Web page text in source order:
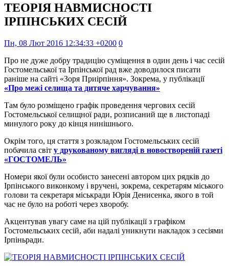
ТЕОРІЯ НАВМИСНОСТІ
ІРПІНСЬКИХ СЕСІЙ
Пн, 08 Лют 2016 12:34:33 +0200 0
Про не дуже добру традицію суміщення в один день і час сесій
Гостомельської та Ірпінської рад вже доводилося писати
раніше на сайті «Зоря Приірпіння». Зокрема, у публікації
«Про межі селища та дитяче харчування»
Там було розміщено графік проведення чергових сесій
Гостомельської селищної ради, розписаний ще в листопаді
минулого року до кінця нинішнього.
Окрім того, ця стаття з розкладом Гостомельських сесій
побачила світ у друкованому вигляді в новоствореній газеті
«ГОСТОМЕЛЬ»
Номери якої були особисто занесені автором цих рядків до
Ірпінського виконкому і вручені, зокрема, секретарям міського
голови та секретаря міськради Юрія Денисенка, якого в той
час не було на роботі через хворобу.
Акцентував увагу саме на цій публікації з графіком
Гостомельських сесій, аби надалі уникнути накладок з сесіями
Ірпіньради.